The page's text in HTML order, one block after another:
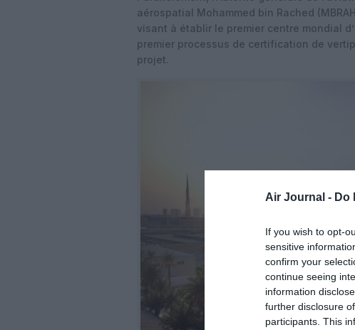
Air Journal - Do
If you wish to opt-
sensitive
confirm your
continue seeing
information
further disclosure
participants. This
aérospatial Mohammed bin Rached
visant à établir le premier centre mondial
premier processus de certification de
projet.